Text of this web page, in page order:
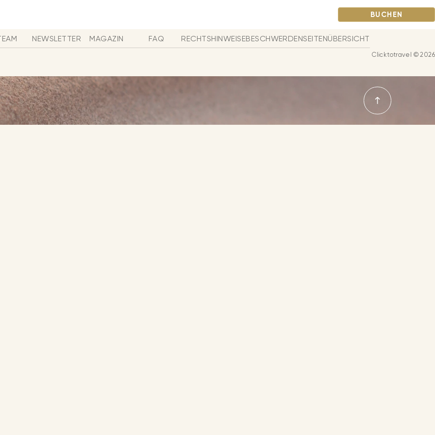
- SHOPPING
BUCHEN
NEWSLETTER MAGAZIN FAQ RECHTSHINWEISEBESCHWERDENSEITENÜBERSICHT
Clicktotravel © 2026